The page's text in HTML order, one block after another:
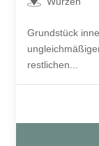
Grundstück
restlichen...